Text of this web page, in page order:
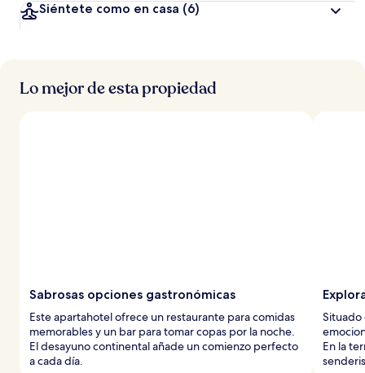
Siéntete como en casa (6)
Lo mejor de esta propiedad
Sabrosas opciones gastronómicas
Este apartahotel ofrece un restaurante para comidas
memorables y un bar para tomar copas por la noche.
El desayuno continental añade un comienzo perfecto
a cada día.
Situado
En la